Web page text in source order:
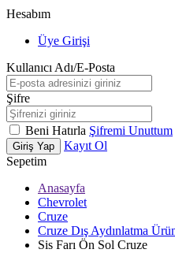
Hesabım
Üye Girişi
Kullanıcı Adı/E-Posta
Şifre
Beni Hatırla Şifremi Unuttum
Giriş Yap
Kayıt Ol
Sepetim
Anasayfa
Chevrolet
Cruze
Cruze Dış Aydınlatma
Sis Farı Ön Sol Cruze